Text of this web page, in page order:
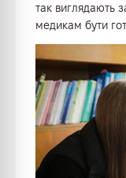
так виглядають
медикам бути